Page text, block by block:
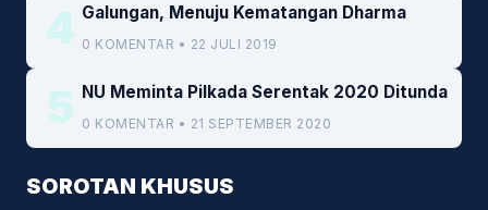
4 Galungan, Menuju Kematangan Dharma
0 KOMENTAR • 22 JULI 2019
5 NU Meminta Pilkada Serentak 2020 Ditunda
0 KOMENTAR • 21 SEPTEMBER 2020
SOROTAN KHUSUS